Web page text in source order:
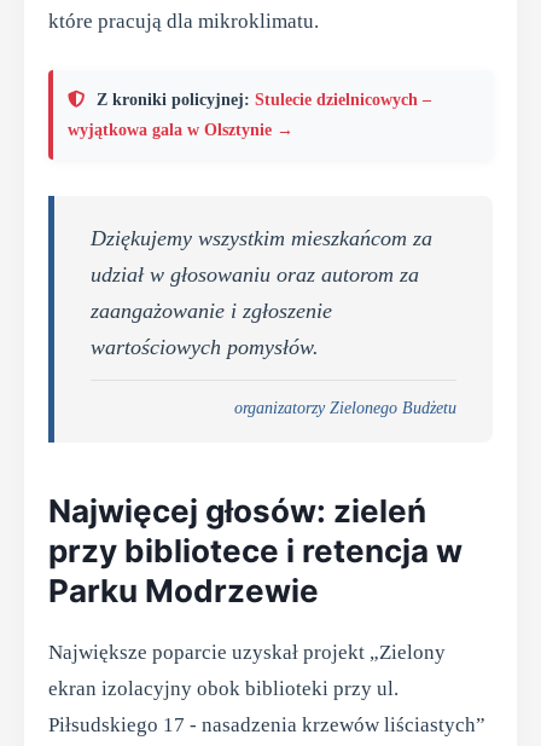
które pracują dla mikroklimatu.
Z kroniki policyjnej: Stulecie dzielnicowych –
wyjątkowa gala w Olsztynie →
Dziękujemy wszystkim mieszkańcom za
udział w głosowaniu oraz autorom za
zaangażowanie i zgłoszenie
wartościowych pomysłów.
organizatorzy Zielonego Budżetu
Najwięcej głosów: zieleń
przy bibliotece i retencja w
Parku Modrzewie
Największe poparcie uzyskał projekt „Zielony
ekran izolacyjny obok biblioteki przy ul.
Piłsudskiego 17 - nasadzenia krzewów liściastych”